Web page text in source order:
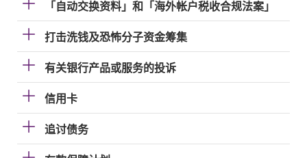
「自动交换资料」和「海外帐户税收合规法案」
打击洗钱及恐怖分子资金筹集
有关银行产品或服务的投诉
信用卡
追讨债务